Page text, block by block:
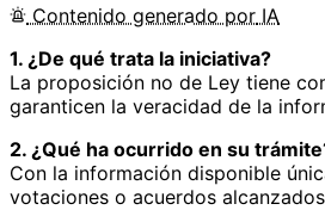
Contenido generado por IA
1. ¿De qué trata la iniciativa?
La proposición no de Ley tiene
garanticen la veracidad de la
2. ¿Qué ha ocurrido en su
Con la información disponible
votaciones o acuerdos